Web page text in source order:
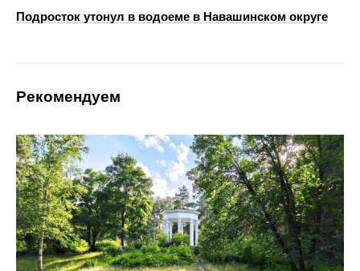
Подросток утонул в водоеме в Навашинском округе
Рекомендуем